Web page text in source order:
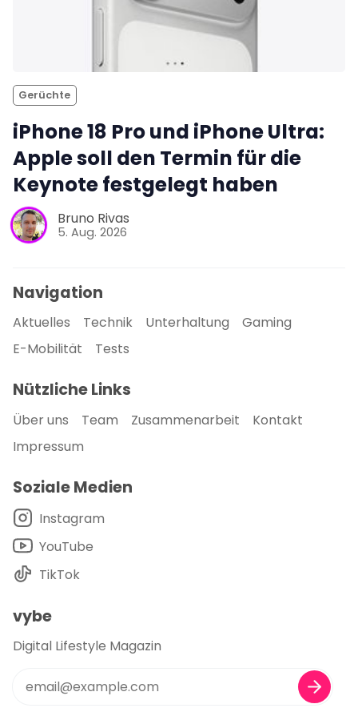
Gerüchte
iPhone 18 Pro und iPhone Ultra:
Apple soll den Termin für die
Keynote festgelegt haben
Bruno Rivas
5. Aug. 2026
Navigation
Aktuelles Technik Unterhaltung
Gaming
E-Mobilität
Tests
Nützliche Links
Über uns Team Zusammenarbeit
Kontakt
Impressum
Soziale Medien
Instagram
YouTube
TikTok
vybe
Digital Lifestyle Magazin